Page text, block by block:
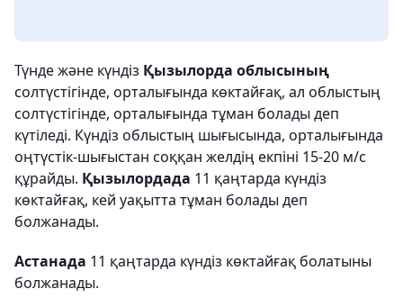
Түнде және күндіз Қызылорда облысының
солтүстігінде, орталығында көктайғақ, ал облыстың
солтүстігінде, орталығында тұман болады деп
күтіледі. Күндіз облыстың шығысында, орталығында
оңтүстік-шығыстан соққан желдің екпіні 15-20 м/с
құрайды. Қызылордада 11 қаңтарда күндіз
көктайғақ, кей уақытта тұман болады деп
болжанады.
Астанада 11 қаңтарда күндіз көктайғақ болатыны
болжанады.